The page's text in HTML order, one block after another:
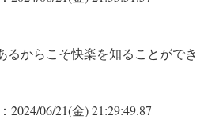
るからこそ快楽を知ることができ
：2024/06/21(金) 21:29:49.87